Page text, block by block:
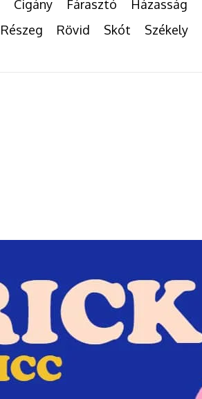
Cigány Fárasztó Házasság
Részeg Rövid Skót Székely